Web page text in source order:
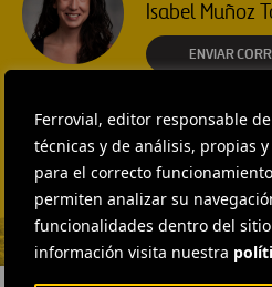
Ferrovial, editor responsable
técnicas y de análisis, propias
para el correcto
permiten analizar su
funcionalidades dentro del sitio
información visita nuestra
Isabel Muñoz
ENVIAR
Fátima Gracia
Vargas
ENVIAR